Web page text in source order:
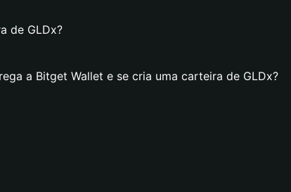
de GLDx?
a Bitget Wallet e se cria uma carteira de GLDx?